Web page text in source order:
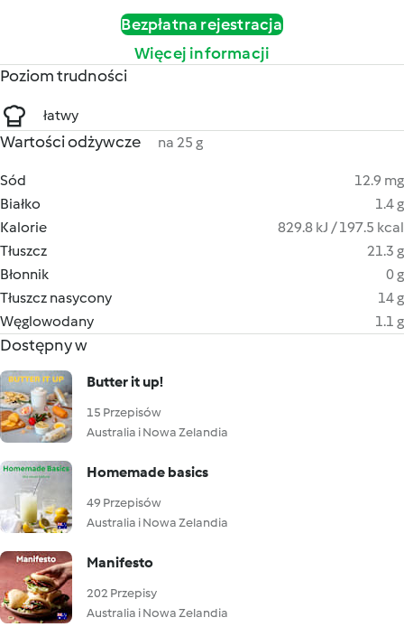
Bezpłatna rejestracja
Więcej informacji
Poziom trudności
łatwy
Wartości odżywcze na 25 g
Sód
12.9 mg
Białko
1.4 g
Kalorie
829.8 kJ / 197.5 kcal
Tłuszcz
21.3 g
Błonnik
0 g
Tłuszcz nasycony
14 g
Węglowodany
1.1 g
Dostępny w
Butter it up!
15 Przepisów
Australia i Nowa Zelandia
Homemade basics
49 Przepisów
Australia i Nowa Zelandia
Manifesto
202 Przepisy
Australia i Nowa Zelandia